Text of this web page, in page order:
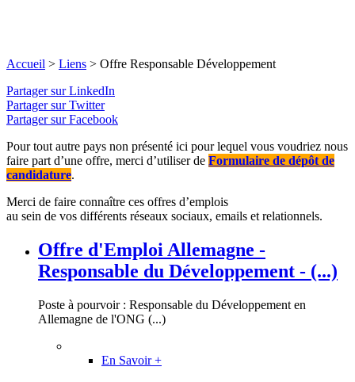
Accueil > Liens > Offre Responsable Développement
Partager sur LinkedIn
Partager sur Twitter
Partager sur Facebook
Pour tout autre pays non présenté ici pour lequel vous voudriez nous
faire part d’une offre, merci d’utiliser de Formulaire de dépôt de
candidature.
Merci de faire connaître ces offres d’emplois
au sein de vos différents réseaux sociaux, emails et relationnels.
Offre d'Emploi Allemagne -
Responsable du Développement - (...)
Poste à pourvoir : Responsable du Développement en
Allemagne de l'ONG (...)
En Savoir +